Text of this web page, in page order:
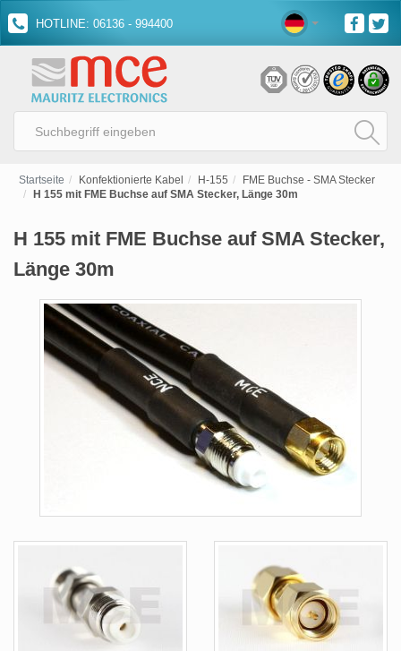
HOTLINE: 06136 - 994400
Startseite Konfektionierte Kabel H-155
FME Buchse - SMA Stecker
H 155 mit FME Buchse auf SMA Stecker, Länge 30m
H 155 mit FME Buchse auf SMA Stecker,
Länge 30m